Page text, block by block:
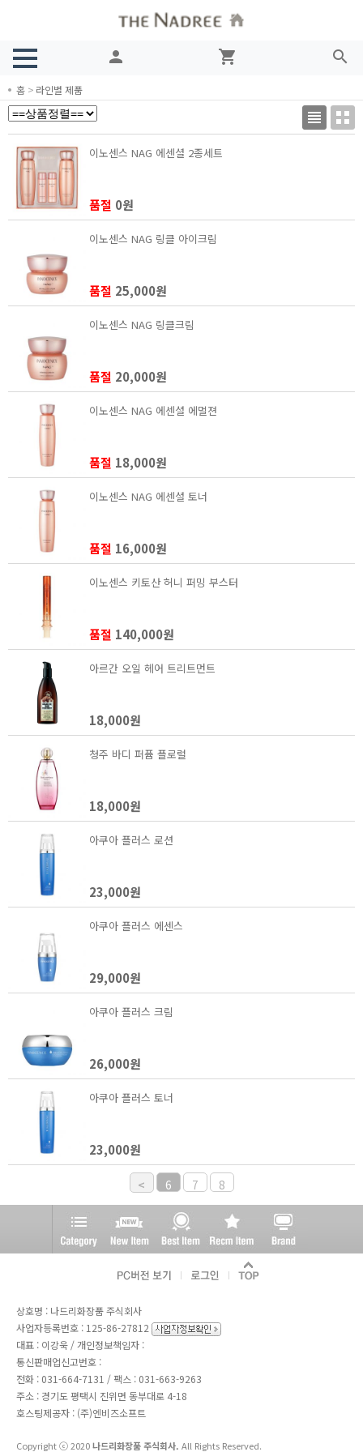
person shopping_cart search
홈 > 라인별 제품
이노센스 NAG 에센셜 2종세트
품절 0원
이노센스 NAG 링클 아이크림
품절 25,000원
이노센스 NAG 링클크림
품절 20,000원
이노센스 NAG 에센셜 에멀젼
품절 18,000원
이노센스 NAG 에센셜 토너
품절 16,000원
이노센스 키토산 허니 퍼밍 부스터
품절 140,000원
아르간 오일 헤어 트리트먼트
18,000원
청주 바디 퍼퓸 플로럴
18,000원
아쿠아 플러스 로션
23,000원
아쿠아 플러스 에센스
29,000원
아쿠아 플러스 크림
26,000원
아쿠아 플러스 토너
23,000원
< 6 7 8
상호명 : 나드리화장품 주식회사
사업자등록번호 : 125-86-27812
대표 : 이강욱 / 개인정보책임자 :
통신판매업신고번호 :
전화 : 031-664-7131 / 팩스 : 031-663-9263
주소 : 경기도 평택시 진위면 동부대로 4-18
호스팅제공자 : (주)엔비즈소프트
Copyright ⓒ 2020나드리화장품 주식회사. All Rights Reserved.